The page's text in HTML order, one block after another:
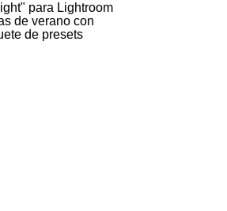
para Lightroom
de verano con
de presets